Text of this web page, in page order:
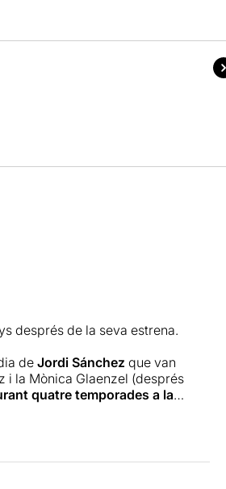
després de la seva estrena.
de Jordi Sánchez que van
i la Mònica Glaenzel (després
quatre temporades a la